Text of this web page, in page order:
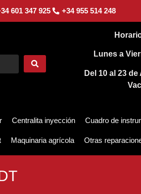
601 347 925 +34 955 514 248
Lunes a
Del 10 al 23
Centralita inyección Cuadro de
Maquinaria agrícola Otras